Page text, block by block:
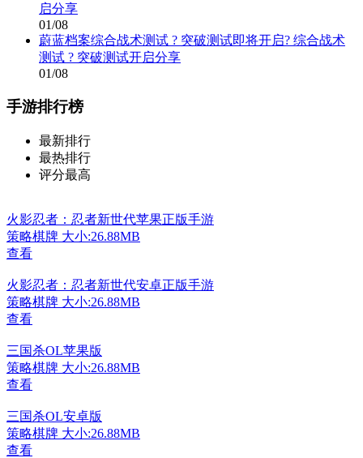
启分享
01/08
蔚蓝档案综合战术测试 ? 突破测试即将开启? 综合战术
测试 ? 突破测试开启分享
01/08
手游排行榜
最新排行
最热排行
评分最高
火影忍者：忍者新世代苹果正版手游
策略棋牌 大小:26.88MB
查看
火影忍者：忍者新世代安卓正版手游
策略棋牌 大小:26.88MB
查看
三国杀OL苹果版
策略棋牌 大小:26.88MB
查看
三国杀OL安卓版
策略棋牌 大小:26.88MB
查看